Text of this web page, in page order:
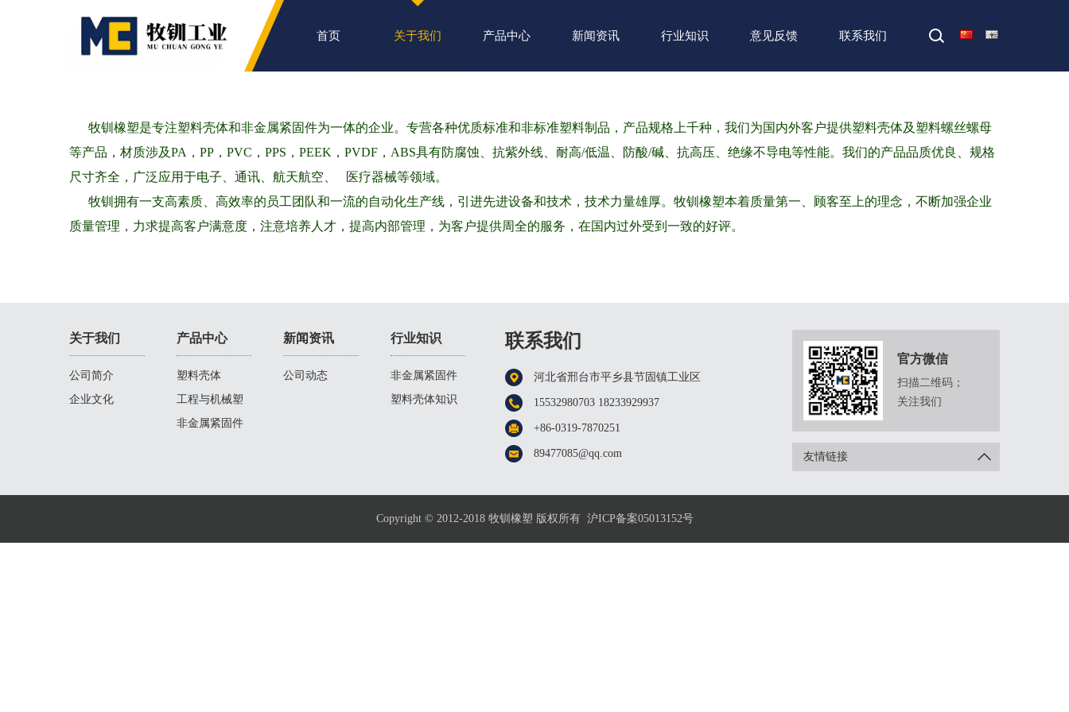
首页 关于我们 产品中心 新闻资讯 行业知识 意见反馈 联系我们
关于我们
牧钏橡塑是专注塑料壳体和非金属紧固件为一体的企业。专营各种优质标准和非标准塑料制品，产品规格上千种，我们为国内外客户提供塑料壳体及塑料螺丝螺母
等产品，材质涉及PA，PP，PVC，PPS，PEEK，PVDF，ABS具有防腐蚀、抗紫外线、耐高/低温、防酸/碱、抗高压、绝缘不导电等性能。我们的产品品质优良、规格
尺寸齐全，广泛应用于电子、通讯、航天航空、 医疗器械等领域。
牧钏 拥有一支高素质、高效率的员工团队和一流的自动化生产线，引进先进设备和技术，技术力量雄厚。牧钏橡塑本着质量第一、顾客至上的理念，不断加强企业
质量管理，力求提高客户满意度，注意培养人才，提高内部管理，为客户提供周全的服务，在国内过外受到一致的好评。
关于我们
公司简介
企业文化
产品中心
塑料壳体
工程与机械塑
料制品
非金属紧固件
新闻资讯
公司动态
行业知识
非金属紧固件
知识
塑料壳体知识
联系我们
河北省邢台市平乡县节固镇工业区
15532980703 18233929937
+86-0319-7870251
89477085@qq.com
官方微信
扫描二维码；
关注我们
友情链接
Copyright © 2012-2018 牧钏橡塑 版权所有 沪ICP备案05013152号